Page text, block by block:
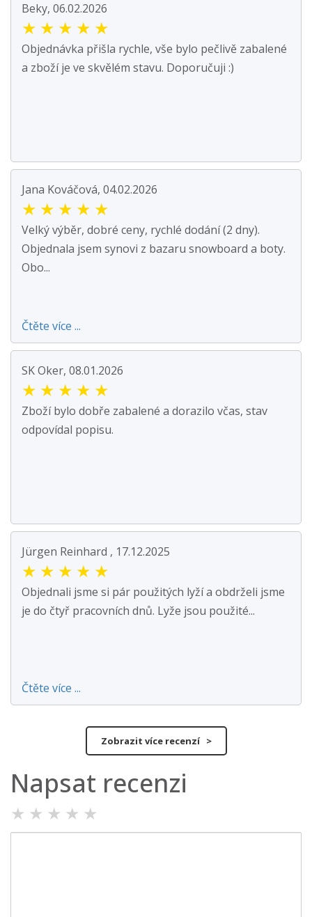
Beky, 06.02.2026
★ ★ ★ ★ ★
Objednávka přišla rychle, vše bylo pečlivě zabalené
a zboží je ve skvělém stavu. Doporučuji :)
Jana Kováčová, 04.02.2026
★ ★ ★ ★ ★
Velký výběr, dobré ceny, rychlé dodání (2 dny).
Objednala jsem synovi z bazaru snowboard a boty.
Obo...
Čtěte více ...
SK Oker, 08.01.2026
★ ★ ★ ★ ★
Zboží bylo dobře zabalené a dorazilo včas, stav
odpovídal popisu.
Jürgen Reinhard , 17.12.2025
★ ★ ★ ★ ★
Objednali jsme si pár použitých lyží a obdrželi jsme
je do čtyř pracovních dnů. Lyže jsou použité...
Čtěte více ...
Zobrazit více recenzí >
Napsat recenzi
★ ★ ★ ★ ★